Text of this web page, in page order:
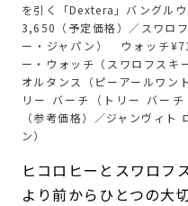
を引く「Dextera」バングル
3,650（予定価格）／スワロ
ー・ジャパン） ウォッチ
ー・ウォッチ（スワロフス
オルタンス（ピーアールワ
リー バーチ（トリー バー
（参考価格）／ジャンヴィ
ン）
ヒコロヒーとスワロフ
より前からひとつの大